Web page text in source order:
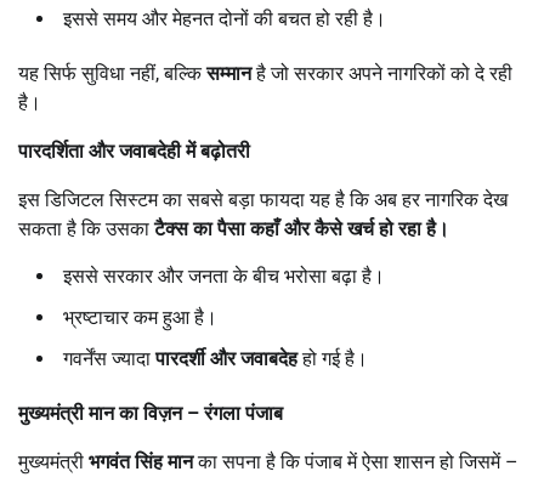
इससे समय और मेहनत दोनों की बचत हो रही है।
यह सिर्फ सुविधा नहीं, बल्किसम्मानहै जो सरकार अपने नागरिकों को दे रही
है।
पारदर्शिता और जवाबदेही में बढ़ोतरी
इस डिजिटल सिस्टम का सबसे बड़ा फायदा यह है कि अब हर नागरिक देख
सकता है कि उसकाटैक्स का पैसा कहाँ और कैसे खर्च हो रहा है।
इससे सरकार और जनता के बीच भरोसा बढ़ा है।
भ्रष्टाचार कम हुआ है।
गवर्नेंस ज्यादापारदर्शी और जवाबदेहहो गई है।
मुख्यमंत्री मान का विज़न –रंगला पंजाब
मुख्यमंत्री भगवंत सिंह मानका सपना है कि पंजाब में ऐसा शासन हो जिसमें –